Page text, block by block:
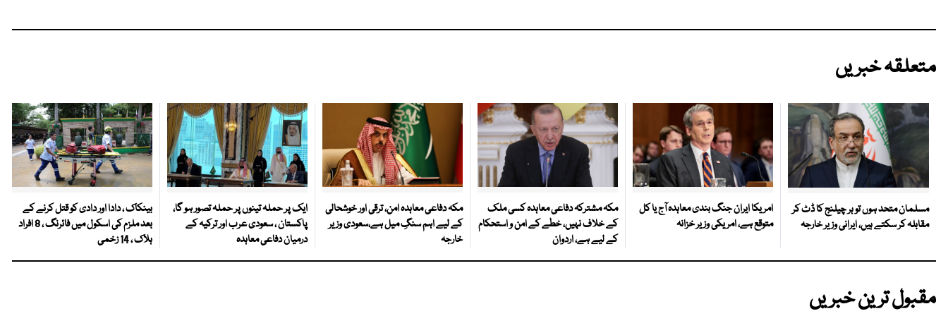
متعلقہ خبریں
مسلمان متحد ہوں تو ہر چیلنج کا ڈٹ کر
مقابلہ کر سکتے ہیں، ایرانی وزیر خارجہ
امریکا ایران جنگ بندی معاہدہ آج یا کل
متوقع ہے، امریکی وزیر خزانہ
مکہ مشترکہ دفاعی معاہدہ کسی ملک
کے خلاف نہیں، خطے کے امن و استحکام
کے لیے ہے، اردوان
مکہ دفاعی معاہدہ امن، ترقی اور خوشحالی
کے لیے اہم سنگِ میل ہے،سعودی وزیر
خارجہ
ایک پر حملہ تینوں پر حملہ تصور ہو گا،
پاکستان ، سعودی عرب اور ترکیہ کے
درمیان دفاعی معاہدہ
بینکاک ، دادا اور دادی کو قتل کرنے کے
بعد ملزم کی اسکول میں فائرنگ ، 8 افراد
ہلاک ، 14 زخمی
مقبول ترین خبریں